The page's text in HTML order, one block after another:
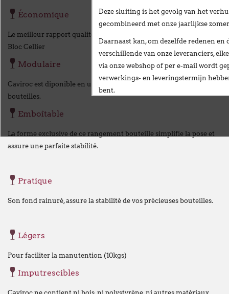
Économique
Le meilleur rapport qualité / prix sur le marché, comparable au
Bloc Cellier
Modulaire
Caviroc est diponible en une seul modèle d'une contenance de 6
bouteilles.
Emboîtable
La forme exclusive de ce rangement bouteille simplifie la pose et
assure une parfaite stabilité.
Pratique
Son fond rainuré, assure la stabilité de vos précieuses bouteilles.
Légers
Pour faciliter la manutention (10kgs)
Imputrescibles
Deze sluiting is het gevolg van het
gecombineerd met onzejaarlijkse
Daarnaast kan, om dezelfde redenen
verschillende van onze leveranciers,
via onze webshop of per e-mailwordt
verwerkings- en leveringstermijn
bent.
Vanafmaandag 24 augustus
Wij wensen u een fijne zomer!
Chers clients,